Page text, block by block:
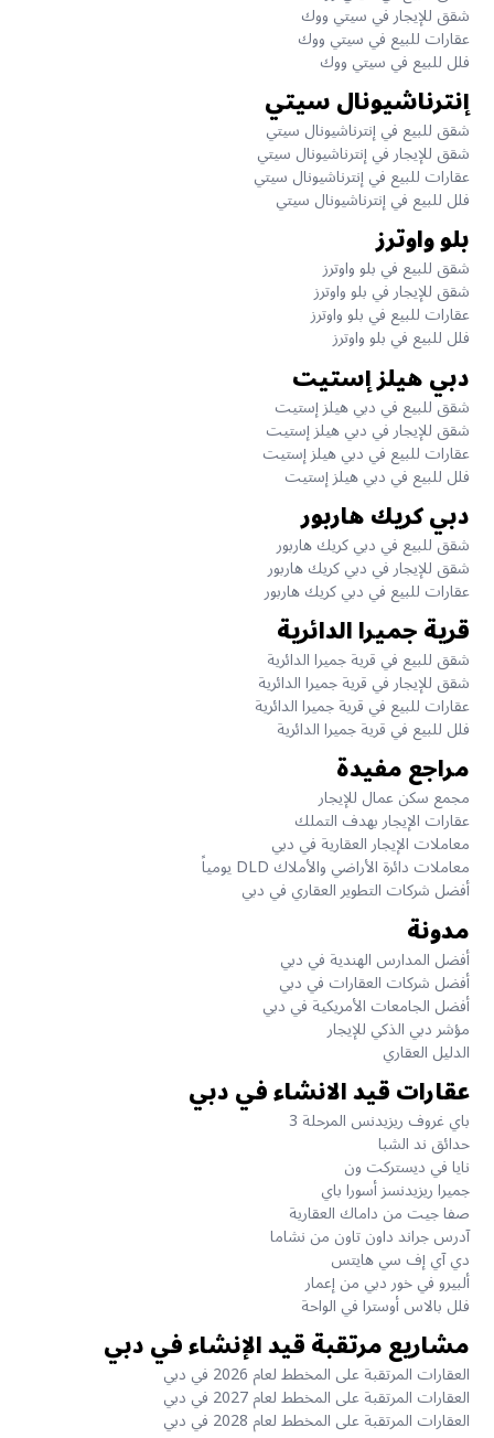
شقق للإيجار في سيتي ووك
عقارات للبيع في سيتي ووك
فلل للبيع في سيتي ووك
إنترناشيونال سيتي
شقق للبيع في إنترناشيونال سيتي
شقق للإيجار في إنترناشيونال سيتي
عقارات للبيع في إنترناشيونال سيتي
فلل للبيع في إنترناشيونال سيتي
بلو واوترز
شقق للبيع في بلو واوترز
شقق للإيجار في بلو واوترز
عقارات للبيع في بلو واوترز
فلل للبيع في بلو واوترز
دبي هيلز إستيت
شقق للبيع في دبي هيلز إستيت
شقق للإيجار في دبي هيلز إستيت
عقارات للبيع في دبي هيلز إستيت
فلل للبيع في دبي هيلز إستيت
دبي كريك هاربور
شقق للبيع في دبي كريك هاربور
شقق للإيجار في دبي كريك هاربور
عقارات للبيع في دبي كريك هاربور
قرية جميرا الدائرية
شقق للبيع في قرية جميرا الدائرية
شقق للإيجار في قرية جميرا الدائرية
عقارات للبيع في قرية جميرا الدائرية
فلل للبيع في قرية جميرا الدائرية
مراجع مفيدة
مجمع سكن عمال للإيجار
عقارات الإيجار بهدف التملك
معاملات الإيجار العقارية في دبي
معاملات دائرة الأراضي والأملاك DLD يومياً
أفضل شركات التطوير العقاري في دبي
مدونة
أفضل المدارس الهندية في دبي
أفضل شركات العقارات في دبي
أفضل الجامعات الأمريكية في دبي
مؤشر دبي الذكي للإيجار
الدليل العقاري
عقارات قيد الانشاء في دبي
باي غروف ريزيدنس المرحلة 3
حدائق ند الشبا
نايا في ديستركت ون
جميرا ريزيدنسز أسورا باي
صفا جيت من داماك العقارية
آدرس جراند داون تاون من نشاما
دي آي إف سي هايتس
ألبيرو في خور دبي من إعمار
فلل بالاس أوسترا في الواحة
مشاريع مرتقبة قيد الإنشاء في دبي
العقارات المرتقبة على المخطط لعام 2026 في دبي
العقارات المرتقبة على المخطط لعام 2027 في دبي
العقارات المرتقبة على المخطط لعام 2028 في دبي